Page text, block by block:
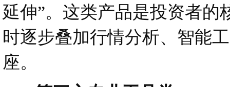
延伸”。这类产品是投资者
时逐步叠加行情分析、智能
座。